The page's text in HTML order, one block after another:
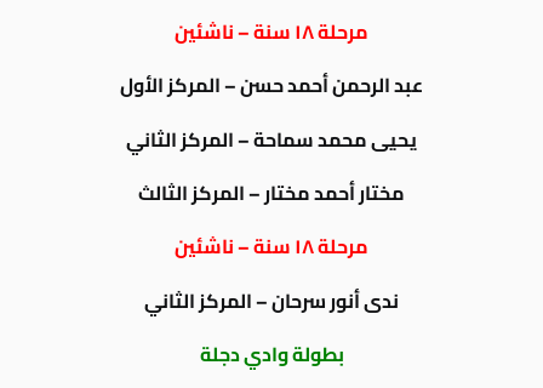
مرحلة ١٨ سنة – ناشئين
عبد الرحمن أحمد حسن – المركز الأول
يحيى محمد سماحة – المركز الثاني
مختار أحمد مختار – المركز الثالث
مرحلة ١٨ سنة – ناشئين
ندى أنور سرحان – المركز الثاني
بطولة وادي دجلة